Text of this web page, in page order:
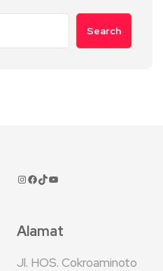
Search
Alamat
Jl. HOS. Cokroaminoto